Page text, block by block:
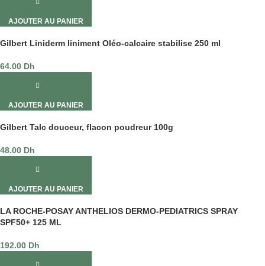
AJOUTER AU PANIER
Gilbert Liniderm liniment Oléo-calcaire stabilise 250 ml
64.00 Dh
AJOUTER AU PANIER
Gilbert Talc douceur, flacon poudreur 100g
48.00 Dh
AJOUTER AU PANIER
LA ROCHE-POSAY ANTHELIOS DERMO-PEDIATRICS SPRAY
SPF50+ 125 ML
192.00 Dh